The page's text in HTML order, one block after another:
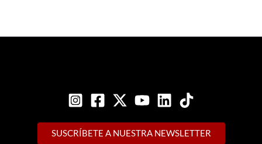
SUSCRÍBETE A NUESTRA NEWSLETTER